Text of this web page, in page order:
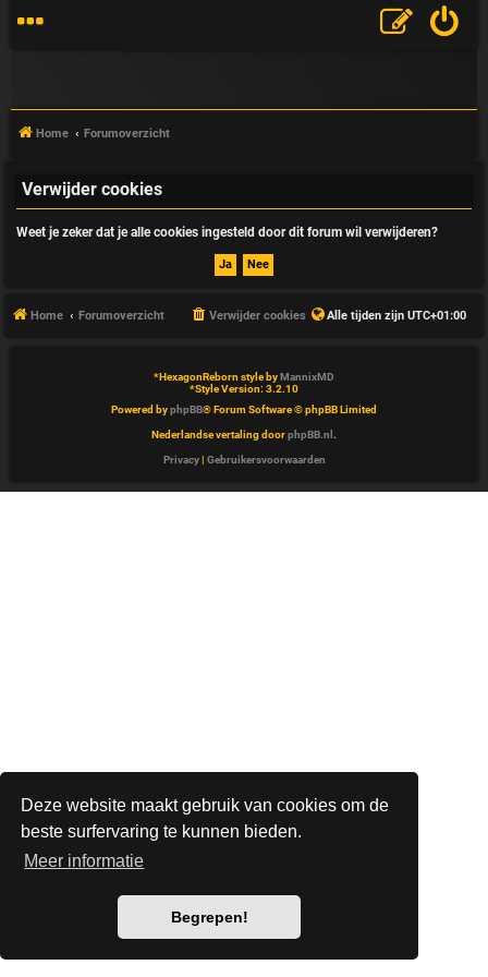
Deze website maakt gebruik van cookies om de
beste surfervaring te kunnen bieden.
Meer informatie
Begrepen!
V
Home Forumoverzicht
Verwijder cookies
Weet je zeker dat je alle cookies ingesteld door dit forum wil verwijderen?
Home Forumoverzicht Alle tijden zijn UTC+01:00
Verwijder cookies
*HexagonReborn style byMannixMD
*Style Version: 3.2.10
Powered byphpBB® Forum Software © phpBB Limited
Nederlandse vertaling doorphpBB.nl .
Privacy| Gebruikersvoorwaarden